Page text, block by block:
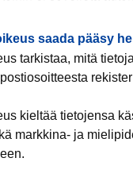
saada pääsy
tarkistaa, mitä
kieltää tietojensa
markkina- ja